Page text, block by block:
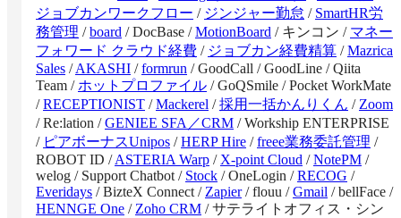
ジョブカンワークフロー / ジンジャー勤怠 / SmartHR労
務管理 /board /DocBase /MotionBoard / キンコン / マネー
フォワード クラウド経費 / ジョブカン経費精算 /Mazrica
Sales /AKASHI /formrun /GoodCall /GoodLine /Qiita
Team / ホットプロファイル /GoQSmile /Pocket WorkMate
/RECEPTIONIST /Mackerel /採用一括かんりくん / Zoom
/Re:lation /GENIEE SFA／CRM /Workship ENTERPRISE
/ ピアボーナスUnipos /HERP Hire /freee業務委託管理 /
ROBOT ID /ASTERIA Warp / X-point Cloud /NotePM /
welog / Support Chatbot / Stock /OneLogin /RECOG /
Everidays /BizteX Connect / Zapier/flouu /Gmail /bellFace /
HENNGE One / Zoho CRM /サテライトオフィス・シン